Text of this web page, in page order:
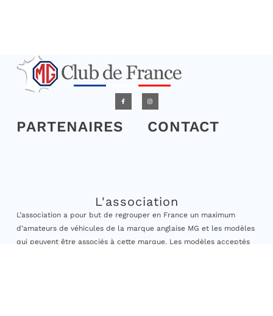
PARTENAIRES CONTACT
L'association
L’association a pour but de regrouper en France un maximum
d’amateurs de véhicules de la marque anglaise MG et les modèles
qui peuvent être associés à cette marque. Les modèles acceptés